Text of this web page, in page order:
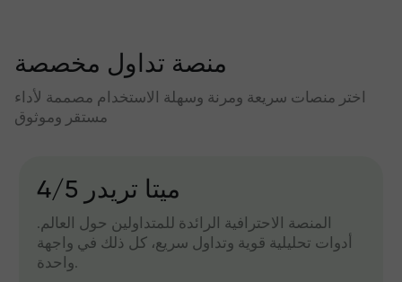
منصة تداول مخصصة
اختر منصات سريعة ومرنة وسهلة الاستخدام مصممة لأداء
مستقر وموثوق
میتا تریدر 4/5
المنصة الاحترافية الرائدة للمتداولين حول العالم.
أدوات تحليلية قوية وتداول سريع، كل ذلك في واجهة
واحدة.